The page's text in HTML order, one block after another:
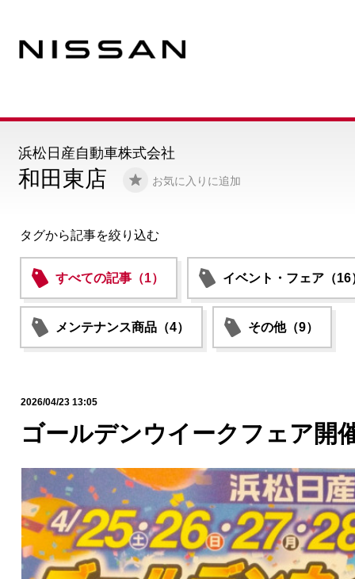
和田東店 お気に入りに追加
浜松日産自動車株式会社
タグから記事を絞り込む
すべての記事（1） イベント・フェア（16
メンテナンス商品（4） その他（9）
2026/04/23 13:05
ゴールデンウイークフェア開